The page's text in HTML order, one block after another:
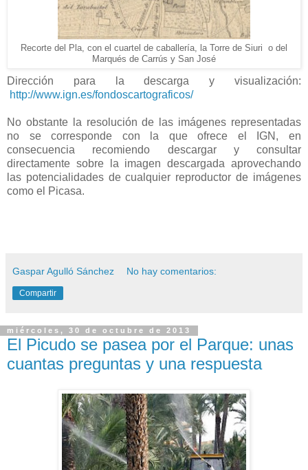
Recorte del Pla, con el cuartel de caballería, la Torre de Siuri o del
Marqués de Carrús y San José
Dirección para la descarga y visualización:
http://www.ign.es/fondoscartograficos/
No obstante la resolución de las imágenes representadas
no se corresponde con la que ofrece el IGN, en
consecuencia recomiendo descargar y consultar
directamente sobre la imagen descargada aprovechando
las potencialidades de cualquier reproductor de imágenes
como el Picasa.
Gaspar Agulló Sánchez No hay comentarios:
Compartir
miércoles, 30 de octubre de 2013
El Picudo se pasea por el Parque: unas
cuantas preguntas y una respuesta